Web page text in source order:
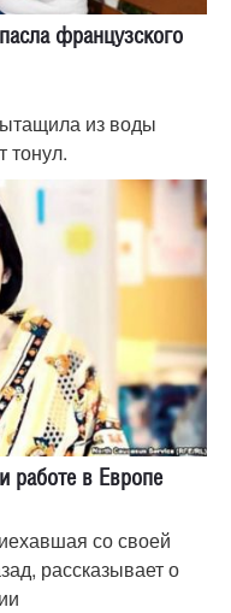
французского
из воды
тонул.
работе в Европе
со своей
рассказывает о